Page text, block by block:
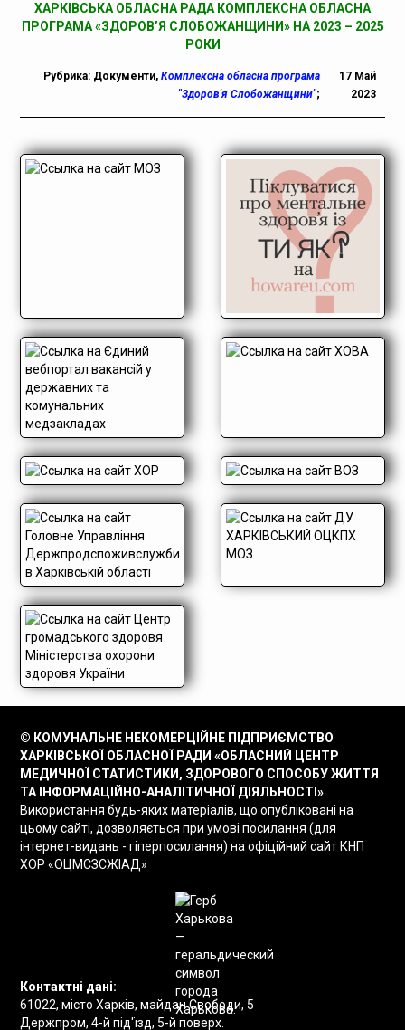
ХАРКІВСЬКА ОБЛАСНА РАДА КОМПЛЕКСНА ОБЛАСНА
ПРОГРАМА «ЗДОРОВ’Я СЛОБОЖАНЩИНИ» НА 2023 – 2025
РОКИ
Рубрика: Документи,Комплексна обласна програма
"Здоров'я Слобожанщини";
17 Май
2023
© КОМУНАЛЬНЕ НЕКОМЕРЦІЙНЕ ПІДПРИЄМСТВО
ХАРКІВСЬКОЇ ОБЛАСНОЇ РАДИ «ОБЛАСНИЙ ЦЕНТР
МЕДИЧНОЇ СТАТИСТИКИ, ЗДОРОВОГО СПОСОБУ ЖИТТЯ
ТА ІНФОРМАЦІЙНО-АНАЛІТИЧНОЇ ДІЯЛЬНОСТІ»
Використання будь-яких матеріалів, що опубліковані на
цьому сайті, дозволяється при умові посилання (для
інтернет-видань - гіперпосилання) на офіційний сайт КНП
ХОР «ОЦМСЗСЖІАД»
Контактні дані:
61022, місто Харків, майдан Свободи, 5
Держпром, 4-й під'їзд, 5-й поверх.